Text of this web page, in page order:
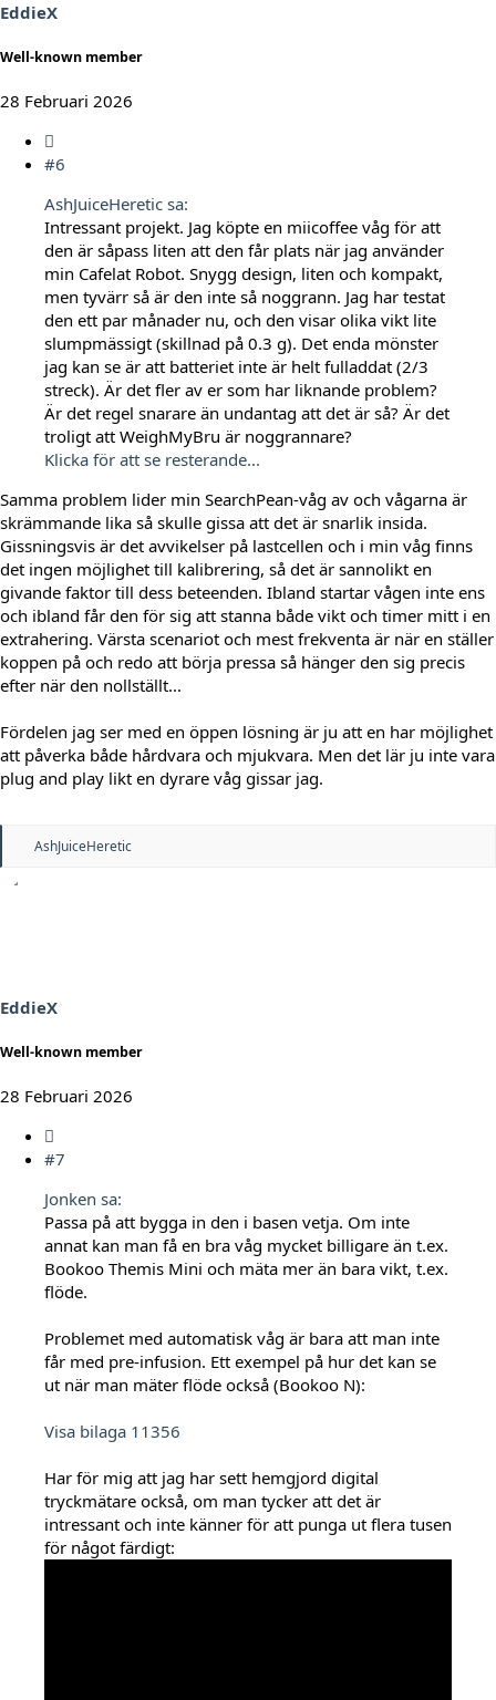
EddieX
Well-known member
28 Februari 2026
#6
AshJuiceHeretic sa:
Intressant projekt. Jag köpte en miicoffee våg för att
den är såpass liten att den får plats när jag använder
min Cafelat Robot. Snygg design, liten och kompakt,
men tyvärr så är den inte så noggrann. Jag har testat
den ett par månader nu, och den visar olika vikt lite
slumpmässigt (skillnad på 0.3 g). Det enda mönster
jag kan se är att batteriet inte är helt fulladdat (2/3
streck). Är det fler av er som har liknande problem?
Är det regel snarare än undantag att det är så? Är det
troligt att WeighMyBru är noggrannare?
Klicka för att se resterande...
Samma problem lider min SearchPean-våg av och vågarna är
skrämmande lika så skulle gissa att det är snarlik insida.
Gissningsvis är det avvikelser på lastcellen och i min våg finns
det ingen möjlighet till kalibrering, så det är sannolikt en
givande faktor till dess beteenden. Ibland startar vågen inte ens
och ibland får den för sig att stanna både vikt och timer mitt i en
extrahering. Värsta scenariot och mest frekventa är när en ställer
koppen på och redo att börja pressa så hänger den sig precis
efter när den nollställt...
Fördelen jag ser med en öppen lösning är ju att en har möjlighet
att påverka både hårdvara och mjukvara. Men det lär ju inte vara
plug and play likt en dyrare våg gissar jag.
R
:
AshJuiceHeretic
EddieX
Well-known member
28 Februari 2026
#7
Jonken sa:
Passa på att bygga in den i basen vetja. Om inte
annat kan man få en bra våg mycket billigare än t.ex.
Bookoo Themis Mini och mäta mer än bara vikt, t.ex.
flöde.
Problemet med automatisk våg är bara att man inte
får med pre-infusion. Ett exempel på hur det kan se
ut när man mäter flöde också (Bookoo N):
Visa bilaga 11356
Har för mig att jag har sett hemgjord digital
tryckmätare också, om man tycker att det är
intressant och inte känner för att punga ut flera tusen
för något färdigt: